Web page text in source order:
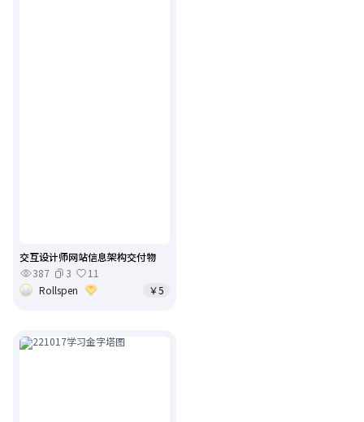
交互设计师网站信息架构交付物
387
3
11
Rollspen
￥5